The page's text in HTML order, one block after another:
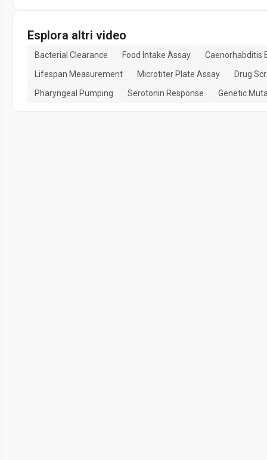
Esplora altri video
Bacterial Clearance Food Intake Assay
Caenorhabditis
Lifespan Measurement
Microtiter Plate Assay
Drug
Pharyngeal Pumping
Serotonin Response Genetic